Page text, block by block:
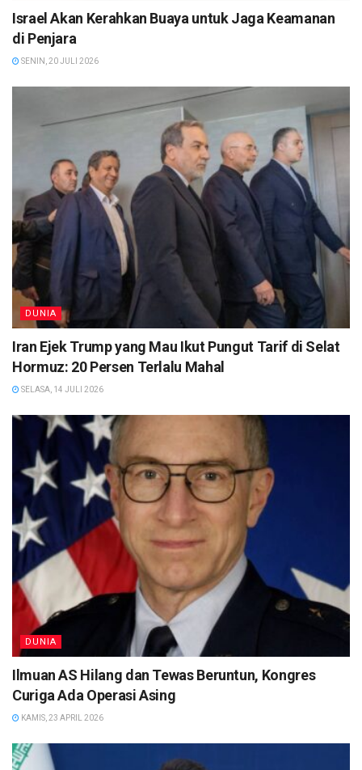
Israel Akan Kerahkan Buaya untuk Jaga Keamanan
di Penjara
SENIN, 20 JULI 2026
DUNIA
Iran Ejek Trump yang Mau Ikut Pungut Tarif di Selat
Hormuz: 20 Persen Terlalu Mahal
SELASA, 14 JULI 2026
DUNIA
Ilmuan AS Hilang dan Tewas Beruntun, Kongres
Curiga Ada Operasi Asing
KAMIS, 23 APRIL 2026